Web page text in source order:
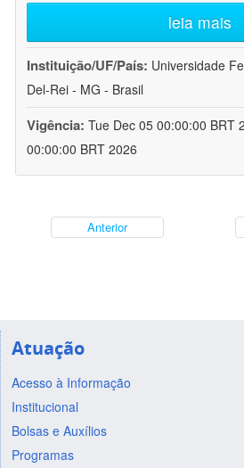
leia mais
Instituição/UF/País: Universidade
Del-Rei - MG - Brasil
Vigência: Tue Dec 05 00:00:00 BRT
00:00:00 BRT 2026
Anterior
Atuação
Acesso à Informação
Institucional
Bolsas e Auxílios
Programas